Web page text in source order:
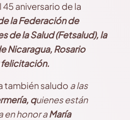
45 aniversario de la
la Federación de
de la Salud (Fetsalud), la
Nicaragua, Rosario
felicitación.
también saludo a las
quienes están
en honor aMaría